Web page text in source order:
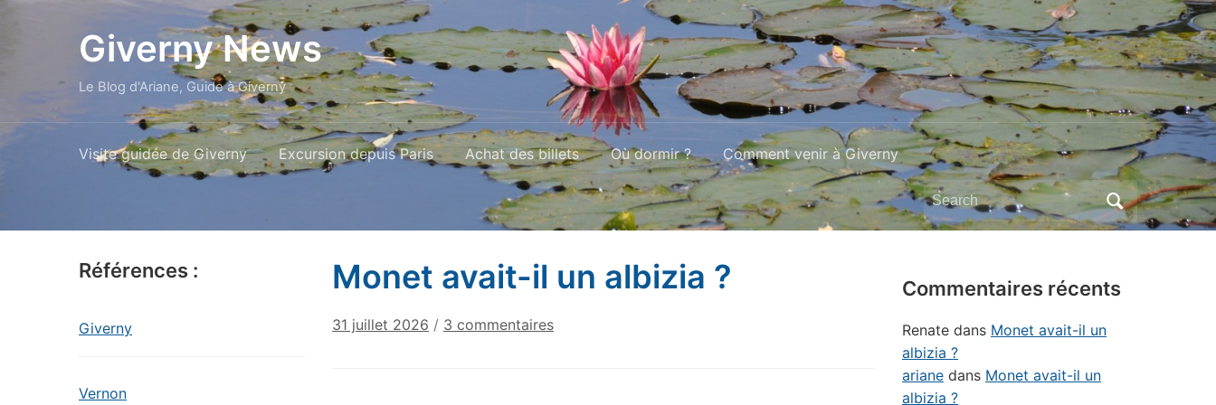
Giverny News
Le Blog d'Ariane, Guide à Giverny
Visite guidée de Giverny Excursion depuis Paris Achat des billets Où dormir ? Comment venir à Giverny
Search
for:
Références :
Giverny
Vernon
Monet avait-il un albizia ?
31 juillet 2026 / 3 commentairessur
Commentaires récents
Renate dans Monet avait-il un
albizia ?
ariane dans Monet avait-il un
albizia ?